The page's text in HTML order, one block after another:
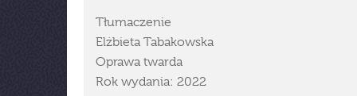
Tłumaczenie
Elżbieta Tabakowska
Oprawa twarda
Rok wydania: 2022